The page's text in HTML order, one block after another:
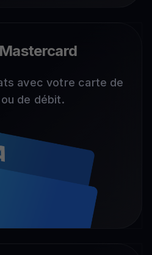
avec votre carte de
de débit.